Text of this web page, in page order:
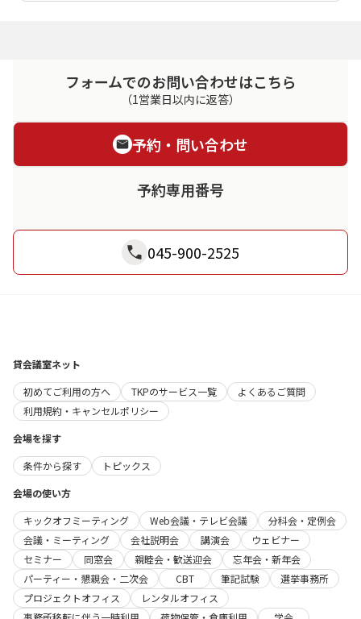
フォームでのお問い合わせはこちら
（1営業日以内に返答）
予約・問い合わせ
予約専用番号
045-900-2525
貸会議室ネット
初めてご利用の方へ
TKPのサービス一覧
よくあるご質問
利用規約・キャンセルポリシー
会場を探す
条件から探す
トピックス
会場の使い方
キックオフミーティング
Web会議・テレビ会議
分科会・定例会
会議・ミーティング
会社説明会 講演会
ウェビナー
セミナー
同窓会 親睦会・歓送迎会
忘年会・新年会
パーティー・懇親会・二次会
CBT 筆記試験
選挙事務所
プロジェクトオフィス
レンタルオフィス